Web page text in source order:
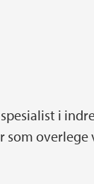
i
som overlege